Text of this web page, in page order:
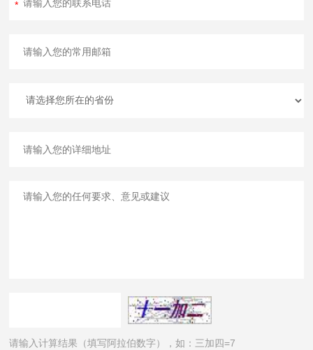
请输入计算结果（填写阿拉伯数字），如：三加四=7